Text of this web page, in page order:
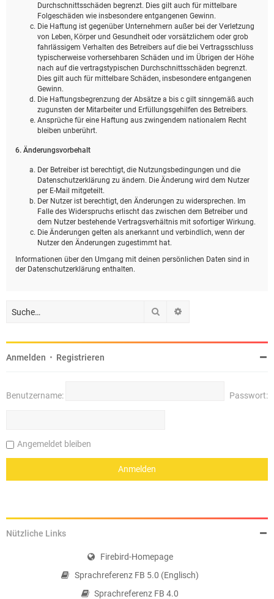
Durchschnittsschäden begrenzt. Dies gilt auch für mittelbare
Folgeschäden wie insbesondere entgangenen Gewinn.
Die Haftung ist gegenüber Unternehmern außer bei der Verletzung
von Leben, Körper und Gesundheit oder vorsätzlichem oder grob
fahrlässigem Verhalten des Betreibers auf die bei Vertragsschluss
typischerweise vorhersehbaren Schäden und im Übrigen der Höhe
nach auf die vertragstypischen Durchschnittsschäden begrenzt.
Dies gilt auch für mittelbare Schäden, insbesondere entgangenen
Gewinn.
Die Haftungsbegrenzung der Absätze a bis c gilt sinngemäß auch
zugunsten der Mitarbeiter und Erfüllungsgehilfen des Betreibers.
Ansprüche für eine Haftung aus zwingendem nationalem Recht
bleiben unberührt.
6. Änderungsvorbehalt
Der Betreiber ist berechtigt, die Nutzungsbedingungen und die
Datenschutzerklärung zu ändern. Die Änderung wird dem Nutzer
per E-Mail mitgeteilt.
Der Nutzer ist berechtigt, den Änderungen zu widersprechen. Im
Falle des Widerspruchs erlischt das zwischen dem Betreiber und
dem Nutzer bestehende Vertragsverhältnis mit sofortiger Wirkung.
Die Änderungen gelten als anerkannt und verbindlich, wenn der
Nutzer den Änderungen zugestimmt hat.
Informationen über den Umgang mit deinen persönlichen Daten sind in
der Datenschutzerklärung enthalten.
Suche
Anmelden • Registrieren
Benutzername: Passwort:
Angemeldet bleiben
Nützliche Links
Firebird-Homepage
Sprachreferenz FB 5.0 (Englisch)
Sprachreferenz FB 4.0